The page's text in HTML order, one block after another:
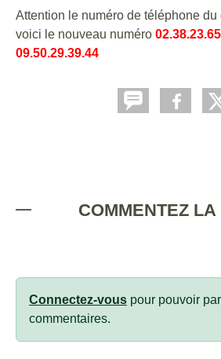
Attention le numéro de téléphone
voici le nouveau numéro
09.50.29.39.44
COMMENTEZ LA
Connectez-vous pour pouvoir
commentaires.